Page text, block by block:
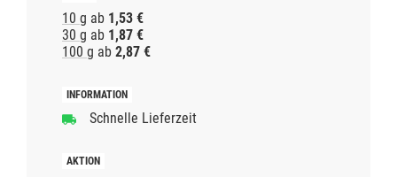
10 g ab 1,53 €
30 g ab 1,87 €
100 g ab 2,87 €
Schnelle Lieferzeit